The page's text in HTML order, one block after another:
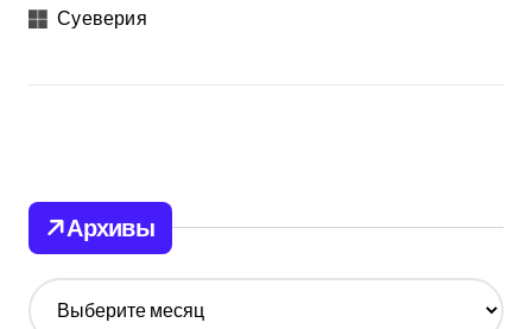
Суеверия
Архивы
А
р